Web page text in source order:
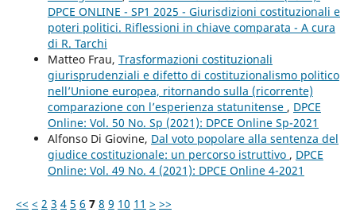
DPCE ONLINE - SP1 2025 - Giurisdizioni costituzionali e
poteri politici. Riflessioni in chiave comparata - A cura
di R. Tarchi
Matteo Frau, Trasformazioni costituzionali
giurisprudenziali e difetto di costituzionalismo politico
nell’Unione europea, ritornando sulla (ricorrente)
comparazione con l’esperienza statunitense , DPCE
Online: Vol. 50 No. Sp (2021): DPCE Online Sp-2021
Alfonso Di Giovine, Dal voto popolare alla sentenza del
giudice costituzionale: un percorso istruttivo , DPCE
Online: Vol. 49 No. 4 (2021): DPCE Online 4-2021
<< < 2 3 4 5 6 7 8 9 10 11 > >>